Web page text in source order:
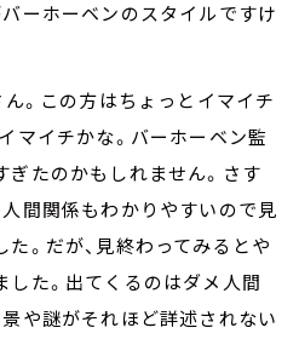
ーホーベンのスタイルですけ
ん。この方はちょっとイマイチ
マイチかな。バーホーベン監
たのかもしれません。さす
間関係もわかりやすいので見
。だが、見終わってみるとや
た。出てくるのはダメ人間
や謎がそれほど詳述されない